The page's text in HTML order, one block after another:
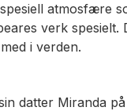
atmosfære
verk spesielt.
i verden.
datter Miranda